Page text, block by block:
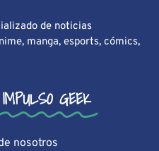
de noticias
manga, esports, cómics,
IMPULSO GEEK
nosotros